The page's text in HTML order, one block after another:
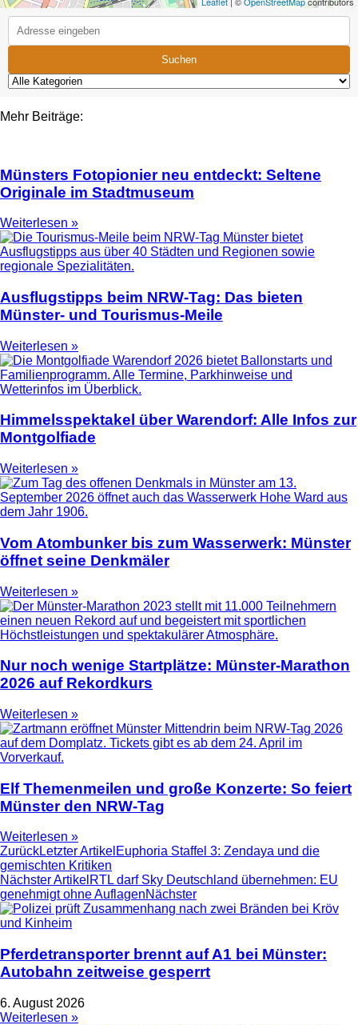
Suchen
Mehr Beiträge:
Münsters Fotopionier neu entdeckt: Seltene
Originale im Stadtmuseum
Weiterlesen »
Ausflugstipps beim NRW-Tag: Das bieten
Münster- und Tourismus-Meile
Weiterlesen »
Himmelsspektakel über Warendorf: Alle Infos zur
Montgolfiade
Weiterlesen »
Vom Atombunker bis zum Wasserwerk: Münster
öffnet seine Denkmäler
Weiterlesen »
Nur noch wenige Startplätze: Münster-Marathon
2026 auf Rekordkurs
Weiterlesen »
Elf Themenmeilen und große Konzerte: So feiert
Münster den NRW-Tag
Weiterlesen »
ZurückLetzter Artikel Euphoria Staffel 3: Zendaya und die
gemischten Kritiken
Nächster Artikel RTL darf Sky Deutschland übernehmen: EU
genehmigt ohne AuflagenNächster
Pferdetransporter brennt auf A1 bei Münster:
Autobahn zeitweise gesperrt
6. August 2026
Weiterlesen »